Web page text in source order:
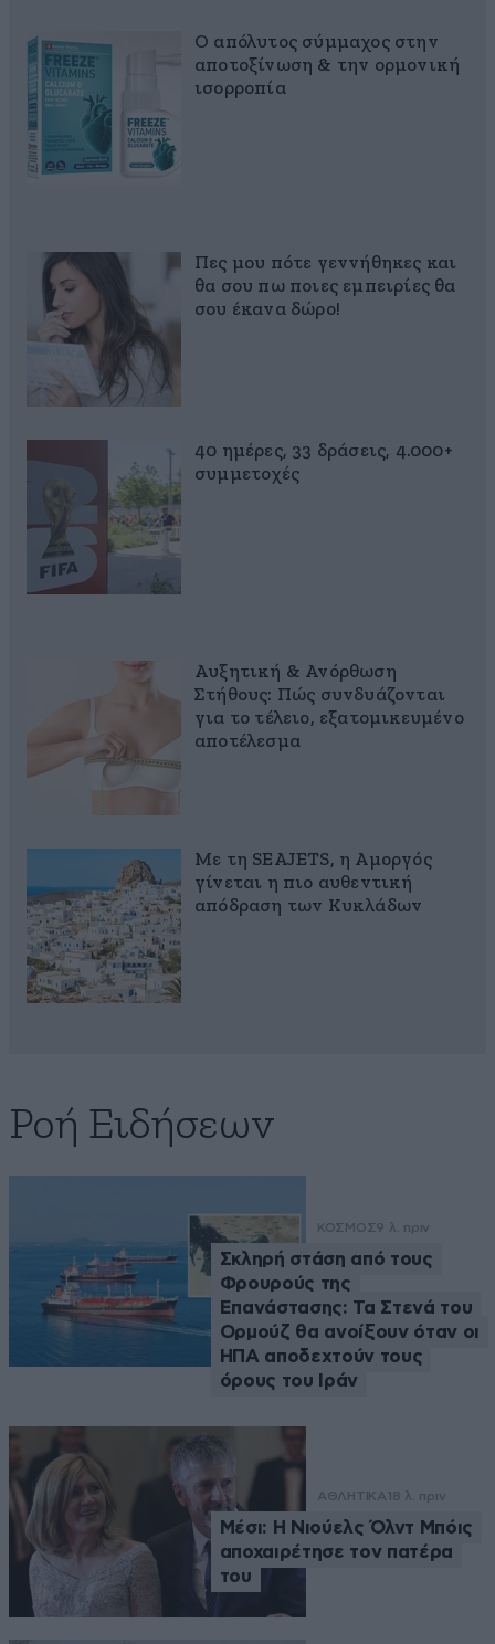
Ο απόλυτος σύμμαχος στην
αποτοξίνωση & την ορμονική
ισορροπία
Πες μου πότε γεννήθηκες και
θα σου πω ποιες εμπειρίες θα
σου έκανα δώρο!
40 ημέρες, 33 δράσεις, 4.000+
συμμετοχές
Αυξητική & Ανόρθωση
Στήθους: Πώς συνδυάζονται
για το τέλειο, εξατομικευμένο
αποτέλεσμα
Με τη SEAJETS, η Αμοργός
γίνεται η πιο αυθεντική
απόδραση των Κυκλάδων
Ροή Ειδήσεων
ΚΟΣΜΟΣ9 λ. πριν
Σκληρή στάση από τους
Φρουρούς της
Επανάστασης: Τα Στενά του
Ορμούζ θα ανοίξουν όταν οι
ΗΠΑ αποδεχτούν τους
όρους του Ιράν
ΑΘΛΗΤΙΚΑ 18 λ. πριν
Μέσι: Η Νιούελς Όλντ Μπόις
αποχαιρέτησε τον πατέρα
του